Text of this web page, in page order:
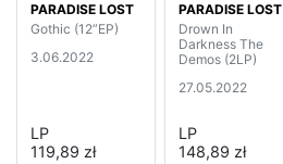
PARADISE LOST
Gothic (12”EP)
3.06.2022
LP
119,89 zł
PARADISE LOST
Drown In
Darkness The
Demos (2LP)
27.05.2022
LP
148,89 zł